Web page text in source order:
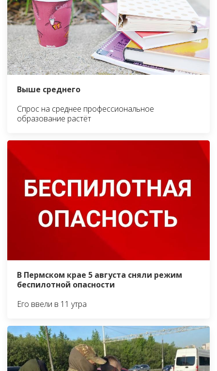
Выше среднего
Спрос на среднее профессиональное
образование растёт
В Пермском крае 5 августа сняли режим
беспилотной опасности
Его ввели в 11 утра